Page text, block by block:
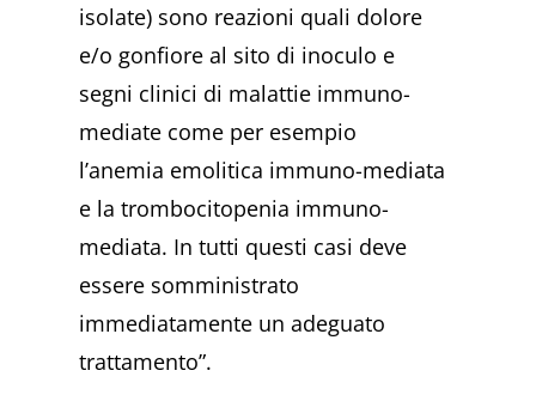
isolate) sono reazioni quali dolore
e/o gonfiore al sito di inoculo e
segni clinici di malattie immuno-
mediate come per esempio
l’anemia emolitica immuno-mediata
e la trombocitopenia immuno-
mediata. In tutti questi casi deve
essere somministrato
immediatamente un adeguato
trattamento”.